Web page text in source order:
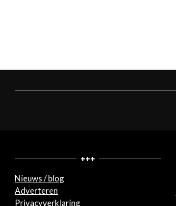
+++
Nieuws / blog
Adverteren
Privacyverklaring